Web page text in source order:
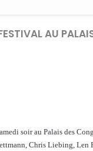
AU
soir au Palais des
Chris Liebing,